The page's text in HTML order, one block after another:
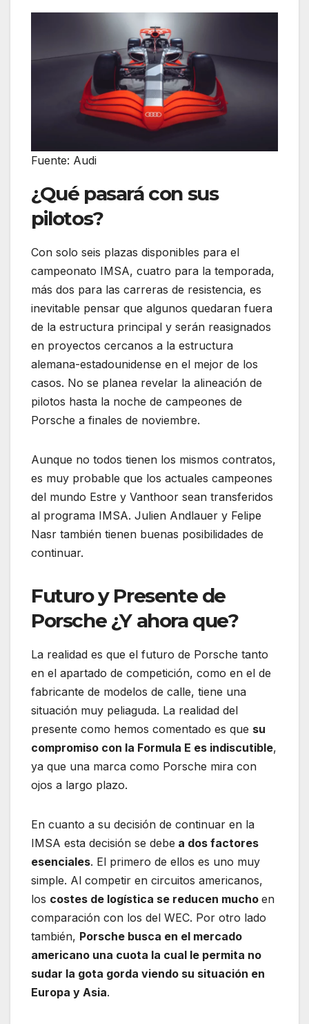
Fuente: Audi
¿Qué pasará con sus
pilotos?
Con solo seis plazas disponibles para el
campeonato IMSA, cuatro para la temporada,
más dos para las carreras de resistencia, es
inevitable pensar que algunos quedaran fuera
de la estructura principal y serán reasignados
en proyectos cercanos a la estructura
alemana-estadounidense en el mejor de los
casos. No se planea revelar la alineación de
pilotos hasta la noche de campeones de
Porsche a finales de noviembre.
Aunque no todos tienen los mismos contratos,
es muy probable que los actuales campeones
del mundo Estre y Vanthoor sean transferidos
al programa IMSA. Julien Andlauer y Felipe
Nasr también tienen buenas posibilidades de
continuar.
Futuro y Presente de
Porsche ¿Y ahora que?
La realidad es que el futuro de Porsche tanto
en el apartado de competición, como en el de
fabricante de modelos de calle, tiene una
situación muy peliaguda. La realidad del
presente como hemos comentado es que su
compromiso con la Formula E es indiscutible,
ya que una marca como Porsche mira con
ojos a largo plazo.
En cuanto a su decisión de continuar en la
IMSA esta decisión se debe a dos factores
esenciales. El primero de ellos es uno muy
simple. Al competir en circuitos americanos,
los costes de logística se reducen mucho en
comparación con los del WEC. Por otro lado
también, Porsche busca en el mercado
americano una cuota la cual le permita no
sudar la gota gorda viendo su situación en
Europa y Asia.